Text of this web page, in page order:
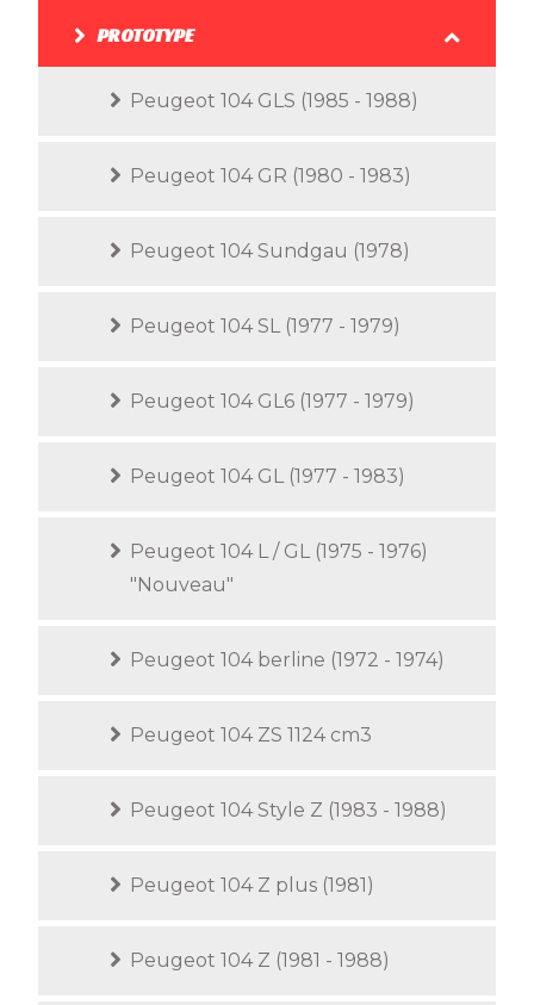
PROTOTYPE
Peugeot 104 GLS (1985 - 1988)
Peugeot 104 GR (1980 - 1983)
Peugeot 104 Sundgau (1978)
Peugeot 104 SL (1977 - 1979)
Peugeot 104 GL6 (1977 - 1979)
Peugeot 104 GL (1977 - 1983)
Peugeot 104 L / GL (1975 - 1976)
"Nouveau"
Peugeot 104 berline (1972 - 1974)
Peugeot 104 ZS 1124 cm3
Peugeot 104 Style Z (1983 - 1988)
Peugeot 104 Z plus (1981)
Peugeot 104 Z (1981 - 1988)